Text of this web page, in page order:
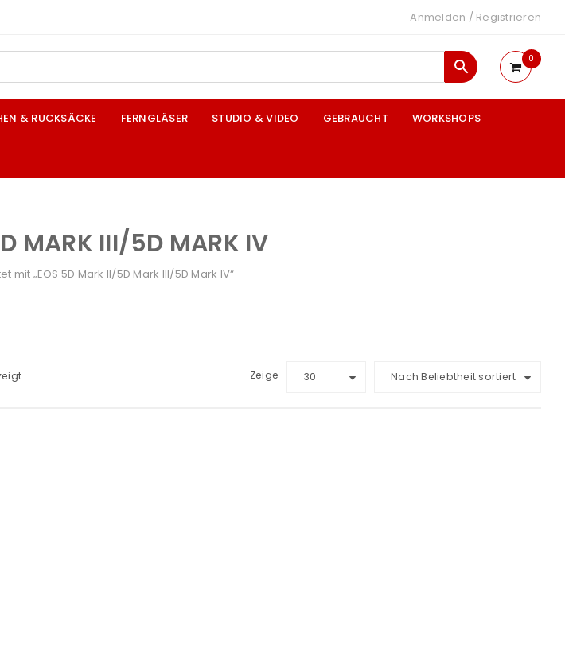
Anmelden / Registrieren
0
& RUCKSÄCKE FERNGLÄSER STUDIO & VIDEO GEBRAUCHT WORKSHOPS
MARK III/5D MARK IV
„EOS 5D Mark II/5D Mark III/5D Mark IV“
Nach Beliebtheit sortiert
Zeige 30